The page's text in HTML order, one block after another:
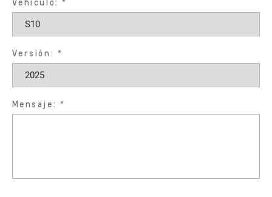
Versión:
Mensaje: